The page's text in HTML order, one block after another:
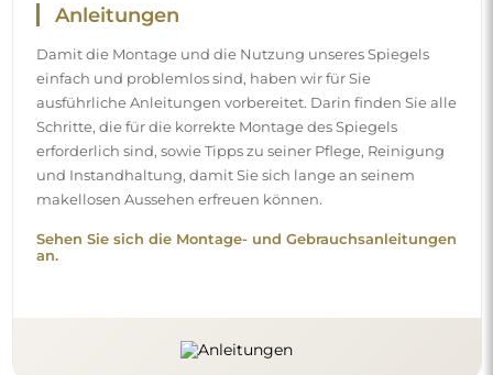
Anleitungen
Damit die Montage und die Nutzung unseres Spiegels
einfach und problemlos sind, haben wir für Sie
ausführliche Anleitungen vorbereitet. Darin finden Sie alle
Schritte, die für die korrekte Montage des Spiegels
erforderlich sind, sowie Tipps zu seiner Pflege, Reinigung
und Instandhaltung, damit Sie sich lange an seinem
makellosen Aussehen erfreuen können.
Sehen Sie sich die Montage- und Gebrauchsanleitungen
an.